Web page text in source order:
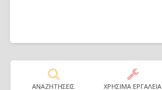
ΑΝΑΖΗΤΗΣΕΙΣ ΧΡΗΣΙΜΑ ΕΡΓΑΛΕΙΑ